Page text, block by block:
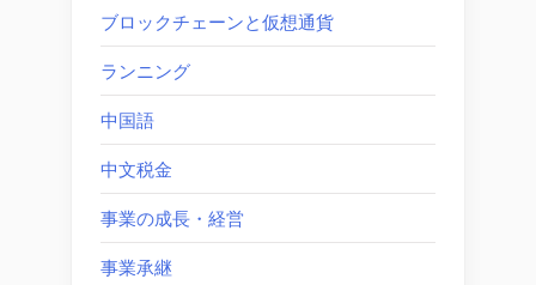
ブロックチェーンと仮想通貨
ランニング
中国語
中文税金
事業の成長・経営
事業承継